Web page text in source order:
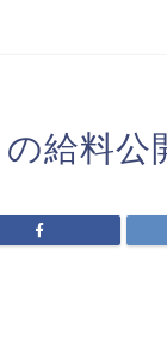
給料公